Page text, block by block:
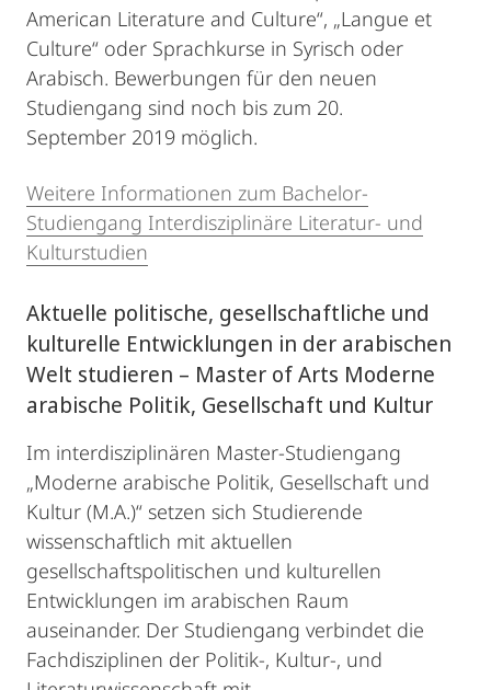
American Literature and Culture“, „Langue et
Culture“ oder Sprachkurse in Syrisch oder
Arabisch. Bewerbungen für den neuen
Studiengang sind noch bis zum 20.
September 2019 möglich.
Weitere Informationen zum Bachelor-
Studiengang Interdisziplinäre Literatur- und
Kulturstudien
Aktuelle politische, gesellschaftliche und
kulturelle Entwicklungen in der arabischen
Welt studieren – Master of Arts Moderne
arabische Politik, Gesellschaft und Kultur
Im interdisziplinären Master-Studiengang
„Moderne arabische Politik, Gesellschaft und
Kultur (M.A.)“ setzen sich Studierende
wissenschaftlich mit aktuellen
gesellschaftspolitischen und kulturellen
Entwicklungen im arabischen Raum
auseinander. Der Studiengang verbindet die
Fachdisziplinen der Politik-, Kultur-, und